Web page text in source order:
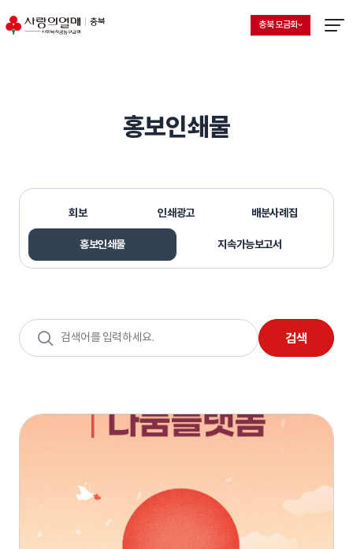
지회 선택 목록 열기
현재 선택된 지회
충북 모금회
홍보인쇄물
회보 인쇄광고 배분사례집
홍보인쇄물 지속가능보고서
검색어
입력
검색